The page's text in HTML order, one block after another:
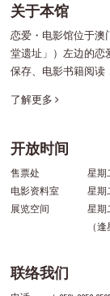
关于本馆
恋爱・电影馆位于澳
堂遗址」）左边的恋
保存、电影书籍阅读
了解更多
开放时间
售票处
星期
电影资料室
星期
展览空间
星期
（
联络我们